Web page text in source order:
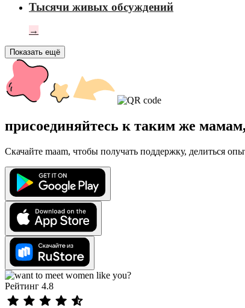
Тысячи живых обсуждений
→
Показать ещё
присоединяйтесь к таким же
Скачайте maam, чтобы получать поддержку, делиться
Рейтинг 4.8